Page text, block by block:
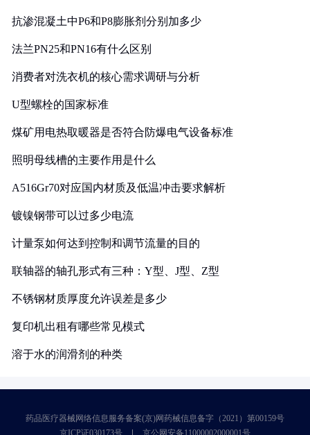
抗渗混凝土中P6和P8膨胀剂分别加多少
法兰PN25和PN16有什么区别
消费者对洗衣机的核心需求调研与分析
U型螺栓的国家标准
煤矿用电热取暖器是否符合防爆电气设备标准
照明母线槽的主要作用是什么
A516Gr70对应国内材质及低温冲击要求解析
镀镍钢带可以过多少电流
计量泵如何达到控制和调节流量的目的
联轴器的轴孔形式有三种：Y型、J型、Z型
不锈钢材质厚度允许误差是多少
复印机出租有哪些常见模式
溶于水的润滑剂的种类
药品医疗器械网络信息服务备案(京)网药械信息备字（2021）第00159号
京ICP证030173号
京公网安备11000002000001号